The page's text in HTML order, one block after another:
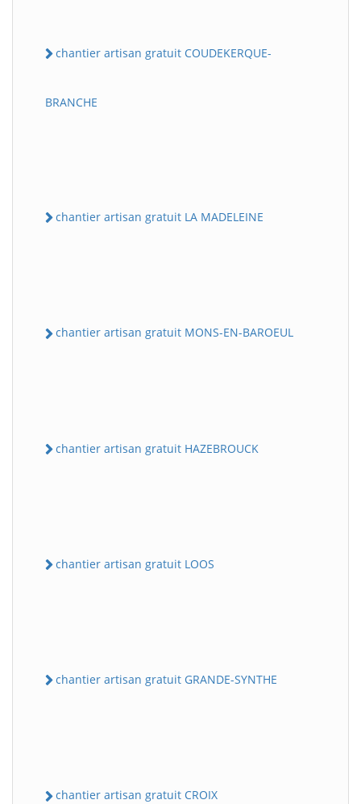
chantier artisan gratuit COUDEKERQUE-
BRANCHE
chantier artisan gratuit LA MADELEINE
chantier artisan gratuit MONS-EN-BAROEUL
chantier artisan gratuit HAZEBROUCK
chantier artisan gratuit LOOS
chantier artisan gratuit GRANDE-SYNTHE
chantier artisan gratuit CROIX